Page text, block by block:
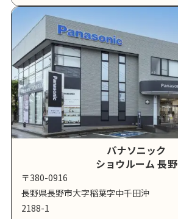
パナソニック
ショウルーム 長野
〒380-0916
長野県長野市大字稲葉字中千田沖
2188-1